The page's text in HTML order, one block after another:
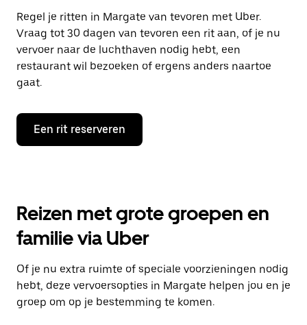
Regel je ritten in Margate van tevoren met Uber.
Vraag tot 30 dagen van tevoren een rit aan, of je nu
vervoer naar de luchthaven nodig hebt, een
restaurant wil bezoeken of ergens anders naartoe
gaat.
Een rit reserveren
Reizen met grote groepen en
familie via Uber
Of je nu extra ruimte of speciale voorzieningen nodig
hebt, deze vervoersopties in Margate helpen jou en je
groep om op je bestemming te komen.